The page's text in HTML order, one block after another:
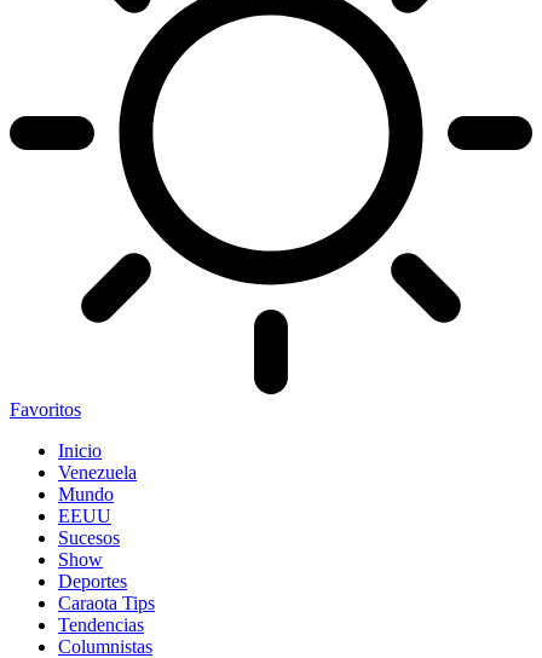
Favoritos
Inicio
Venezuela
Mundo
EEUU
Sucesos
Show
Deportes
Caraota Tips
Tendencias
Columnistas